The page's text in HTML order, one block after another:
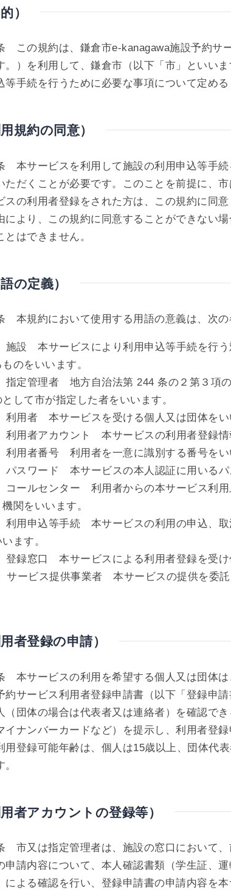
）
この規約は、鎌倉市e-kanagawa施設予約サ
。）を利用して、鎌倉市（以下「市」といい
等手続を行うために必要な事項について定める
用規約の同意）
本サービスを利用して施設の利用申込等手
ただくことが必要です。このことを前提に、
スの利用者登録をされた方は、この規約に同
により、この規約に同意することができない
とはできません。
語の定義）
本規約において使用する用語の意義は、次の
施設 本サービスにより利用申込等手続を行
のをいいます。
指定管理者 地方自治法第 244 条の２第３項
として市が指定した者をいいます。
利用者 本サービスを受ける個人又は団体をい
利用者アカウント 本サービスの利用者登録情
利用者番号 利用者を一意に識別する番号をい
パスワード 本サービスの本人認証に用いるパ
コールセンター 利用者からの本サービス利
関をいいます。
利用申込等手続 本サービスの利用の申込、
ます。
登録窓口 本サービスによる利用者登録を受け
サービス提供事業者 本サービスの提供を委
用者登録の申請）
本サービスの利用を希望する個人又は団体
約サービス利用者登録申請書（以下「登録申請
（団体の場合は代表者又は連絡者）を確認で
イナンバーカードなど）を提示し、利用者登
用登録可能年齢は、個人は15歳以上、団体代
用者アカウントの登録等）
市又は指定管理者は、施設の窓口において、
申請内容について、本人確認書類（学生証、
による確認を行い、登録申請書の申請内容を本